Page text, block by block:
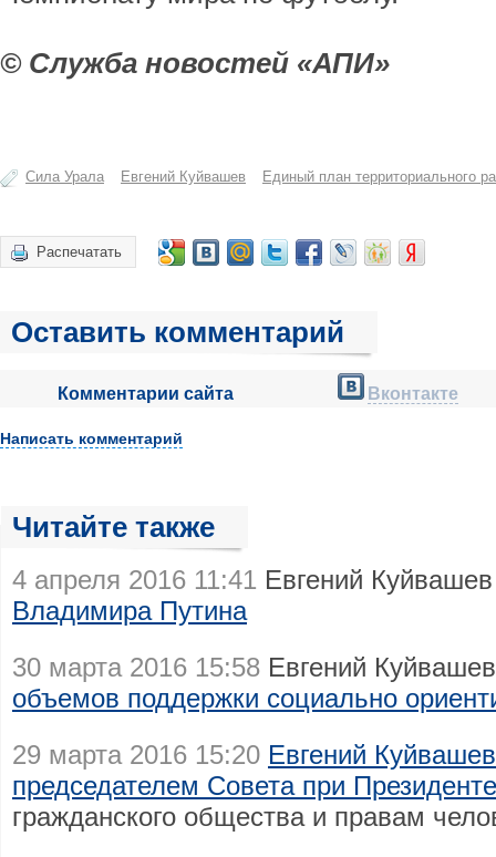
© Служба новостей «АПИ»
Сила Урала Евгений Куйвашев Единый план территориального
Распечатать
Оставить комментарий
Комментарии сайта Вконтакте
Написать комментарий
Читайте также
4 апреля 2016 11:41 Евгений
Владимира Путина
30 марта 2016 15:58 Евгений
объемов поддержки социально
29 марта 2016 15:20 Евгений
председателем Совета при
гражданского общества и правам